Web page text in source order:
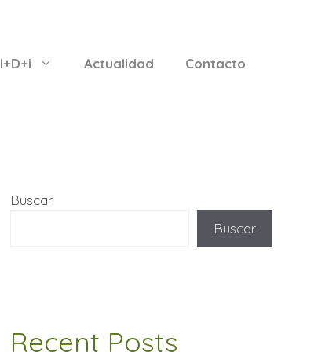
I+D+i Actualidad Contacto
Buscar
Buscar
Recent Posts